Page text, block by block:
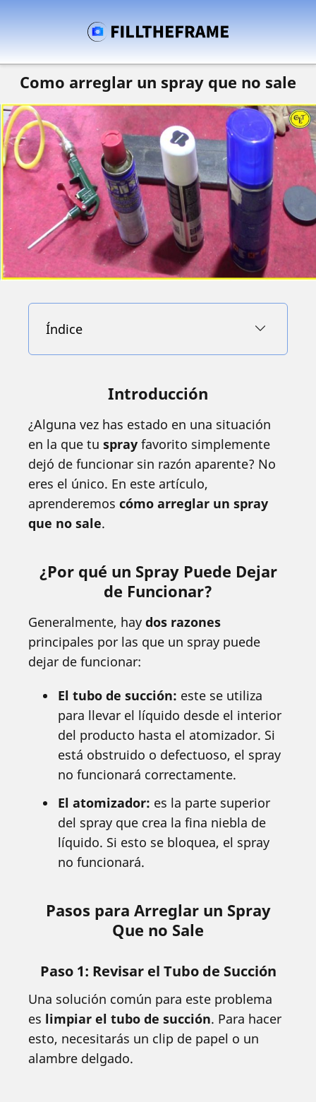
Como arreglar un spray que no sale
Índice
Introducción
¿Alguna vez has estado en una situación
en la que tu spray favorito simplemente
dejó de funcionar sin razón aparente? No
eres el único. En este artículo,
aprenderemos cómo arreglar un spray
que no sale.
¿Por qué un Spray Puede Dejar
de Funcionar?
Generalmente, hay dos razones
principales por las que un spray puede
dejar de funcionar:
El tubo de succión: este se utiliza
para llevar el líquido desde el interior
del producto hasta el atomizador. Si
está obstruido o defectuoso, el spray
no funcionará correctamente.
El atomizador: es la parte superior
del spray que crea la fina niebla de
líquido. Si esto se bloquea, el spray
no funcionará.
Pasos para Arreglar un Spray
Que no Sale
Paso 1: Revisar el Tubo de Succión
Una solución común para este problema
es limpiar el tubo de succión. Para hacer
esto, necesitarás un clip de papel o un
alambre delgado.